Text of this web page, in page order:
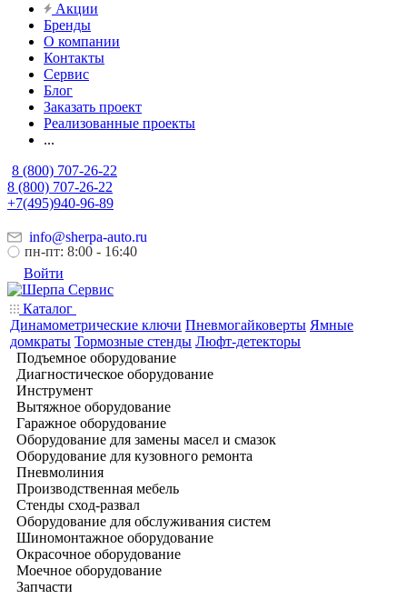
Акции
Бренды
О компании
Контакты
Сервис
Блог
Заказать проект
Реализованные проекты
...
8 (800) 707-26-22
8 (800) 707-26-22
+7(495)940-96-89
info@sherpa-auto.ru
пн-пт: 8:00 - 16:40
Войти
Каталог
Динамометрические ключи Пневмогайковерты Ямные
домкраты Тормозные стенды Люфт-детекторы
Подъемное оборудование
Диагностическое оборудование
Инструмент
Вытяжное оборудование
Гаражное оборудование
Оборудование для замены масел и смазок
Оборудование для кузовного ремонта
Пневмолиния
Производственная мебель
Стенды сход-развал
Оборудование для обслуживания систем
Шиномонтажное оборудование
Окрасочное оборудование
Моечное оборудование
Запчасти